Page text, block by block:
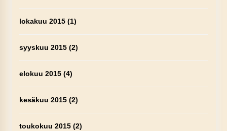
lokakuu 2015(1)
syyskuu 2015(2)
elokuu 2015(4)
kesäkuu 2015(2)
toukokuu 2015(2)